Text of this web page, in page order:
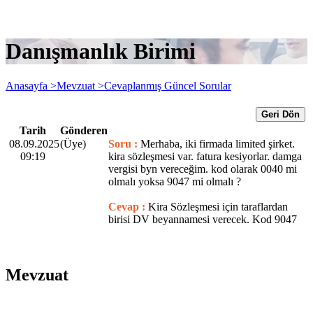
Danışmanlık Birimi
Anasayfa >Mevzuat >Cevaplanmış Güncel Sorular
Geri Dön
Tarih
Gönderen
08.09.2025
09:19
(Üye) Soru : Merhaba, iki firmada limited şirket.
kira sözleşmesi var. fatura kesiyorlar. damga
vergisi byn vereceğim. kod olarak 0040 mi
olmalı yoksa 9047 mi olmalı ?
Cevap : Kira Sözleşmesi için taraflardan
birisi DV beyannamesi verecek. Kod 9047
Mevzuat